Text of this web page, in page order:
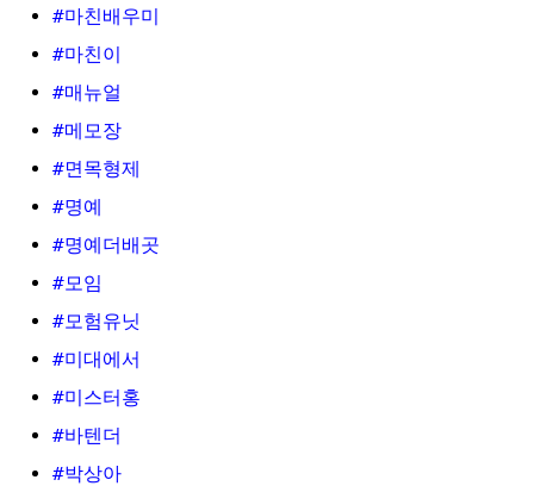
#마친배우미
#마친이
#매뉴얼
#메모장
#면목형제
#명예
#명예더배곳
#모임
#모험유닛
#미대에서
#미스터홍
#바텐더
#박상아